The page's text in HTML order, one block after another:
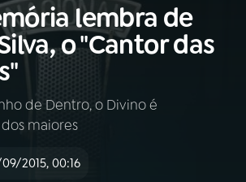
Buscar
AO VIVO
lembra de
o "Cantor das
de Dentro, o Divino é
maiores
2015, 00:16